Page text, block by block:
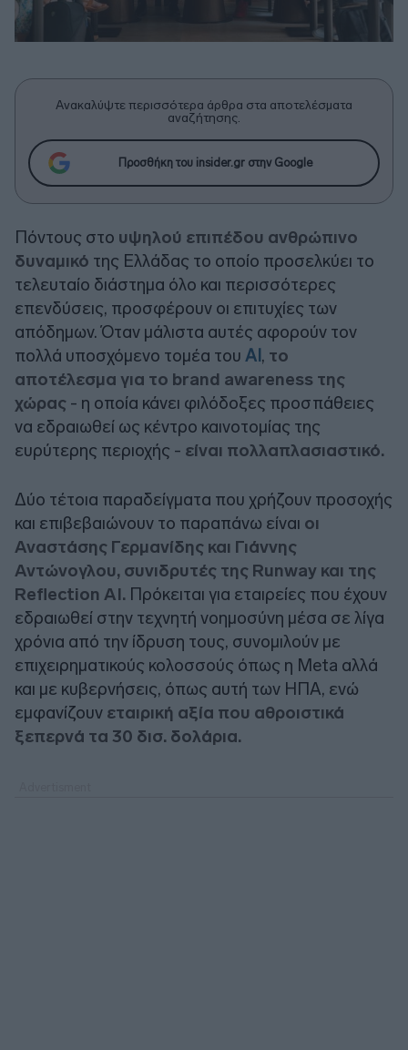
Ανακαλύψτε περισσότερα άρθρα στα αποτελέσματα
αναζήτησης.
Προσθήκη του insider.gr στην Google
Πόντους στο υψηλού επιπέδου ανθρώπινο
δυναμικό της Ελλάδας το οποίο προσελκύει το
τελευταίο διάστημα όλο και περισσότερες
επενδύσεις, προσφέρουν οι επιτυχίες των
απόδημων. Όταν μάλιστα αυτές αφορούν τον
πολλά υποσχόμενο τομέα του AI , το
αποτέλεσμα για το brand awareness της
χώρας - η οποία κάνει φιλόδοξες προσπάθειες
να εδραιωθεί ως κέντρο καινοτομίας της
ευρύτερης περιοχής - είναι πολλαπλασιαστικό.
Δύο τέτοια παραδείγματα που χρήζουν προσοχής
και επιβεβαιώνουν το παραπάνω είναι οι
Αναστάσης Γερμανίδης και Γιάννης
Αντώνογλου, συνιδρυτές της Runway και της
Reflection AI. Πρόκειται για εταιρείες που έχουν
εδραιωθεί στην τεχνητή νοημοσύνη μέσα σε λίγα
χρόνια από την ίδρυση τους, συνομιλούν με
επιχειρηματικούς κολοσσούς όπως η Meta αλλά
και με κυβερνήσεις, όπως αυτή των ΗΠΑ, ενώ
εμφανίζουν εταιρική αξία που αθροιστικά
ξεπερνά τα 30 δισ. δολάρια.